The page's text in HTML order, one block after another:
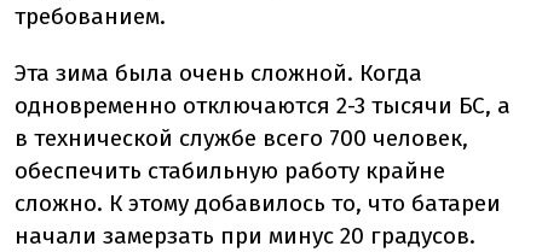
требованием.
Эта зима была очень сложной. Когда
одновременно отключаются 2-3 тысячи БС, а
в технической службе всего 700 человек,
обеспечить стабильную работу крайне
сложно. К этому добавилось то, что батареи
начали замерзать при минус 20 градусов.